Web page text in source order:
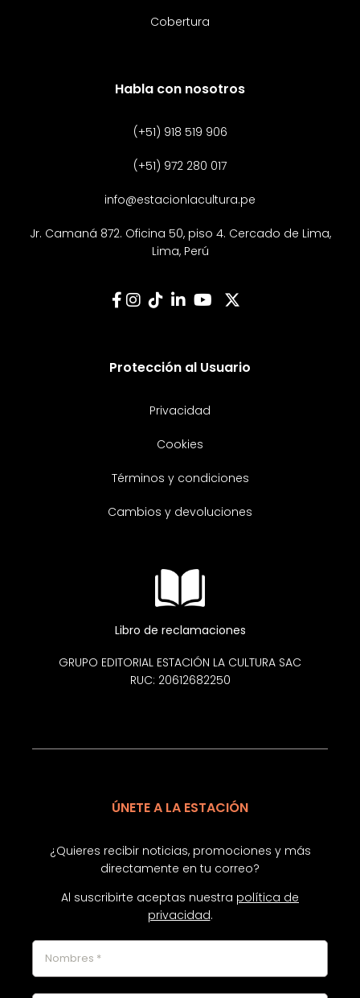
Cobertura
Habla con nosotros
(+51) 918 519 906
(+51) 972 280 017
info@estacionlacultura.pe
Jr. Camaná 872. Oficina 50, piso 4. Cercado de Lima,
Lima, Perú
Protección al Usuario
Privacidad
Cookies
Términos y condiciones
Cambios y devoluciones
Libro de reclamaciones
GRUPO EDITORIAL ESTACIÓN LA CULTURA SAC
RUC: 20612682250
ÚNETE A LA ESTACIÓN
¿Quieres recibir noticias, promociones y más
directamente en tu correo?
Al suscribirte aceptas nuestra política de
privacidad.